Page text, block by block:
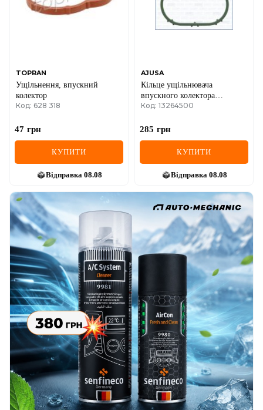
TOPRAN
Ущільнення, впускний
колектор
Код: 628 318
47 грн
КУПИТИ
Відправка 08.08
AJUSA
Кільце ущільнювача
впускного колектора
CHEROKEE (KL) 2.4 13-,
Код: 13264500
285 грн
КУПИТИ
Відправка 08.08